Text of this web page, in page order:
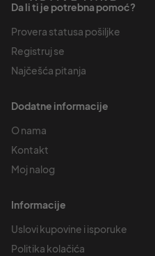
Da li ti je potrebna pomoć?
Provera statusa pošiljke
Registruj se
Najčešća pitanja
Dodatne informacije
O nama
Kontakt
Moj nalog
Informacije
Uslovi kupovine i isporuke
Politika kolačića